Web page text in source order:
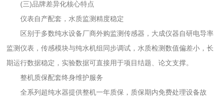
(三)品牌差异化核心特点
仪表自产配套，水质监测精度稳定
区别于多数纯水设备厂商外购监测传感器，大成仪器自研电导率
监测仪表，传感模块与纯水机组同步调试，水质检测数值偏差小，长
期运行数据稳定，实验数据可直接用于项目结题、论文支撑。
整机质保配套终身维护服务
全系列超纯水器提供整机一年质保，质保期内免费处理设备故